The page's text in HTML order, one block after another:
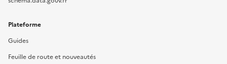
Plateforme
Guides
Feuille de route et nouveautés